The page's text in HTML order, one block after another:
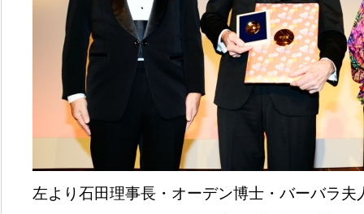
左より石田理事長・オーデン博士・バーバラ夫